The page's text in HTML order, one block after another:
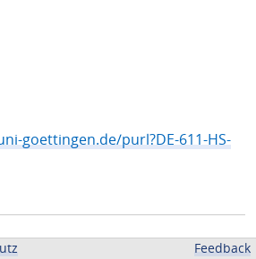
goettingen.de/purl?DE-611-HS-
Feedback